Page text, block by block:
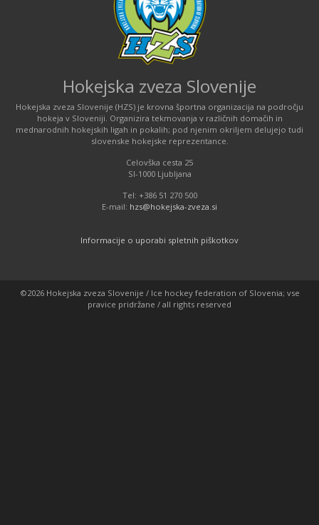
Hokejska zveza Slovenije
Hokejska zveza Slovenije (HZS) je krovna športna organizacija na področju
hokeja v Sloveniji. Organizira tekmovanja v različnih domačih in
mednarodnih hokejskih ligah in pokalih; pod njenim okriljem delujejo tudi
slovenske hokejske reprezentance.
Celovška cesta 25
SI-1000 Ljubljana
Tel: +386 51 270 500
E-mail: hzs@hokejska-zveza.si
Informacije o uporabi spletnih piškotkov
©2026 Hokejska zveza Slovenije / Ice hockey federation of Slovenia; vse
pravice pridržane / all rights reserved